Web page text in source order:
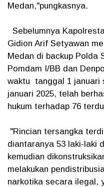
Medan,"pungkasnya.
Sebelumnya
Gidion Arif Setyawan
Medan di backup Polda
Pomdam I/BB dan
waktu tanggal 1 januari
januari 2025, telah
hukum terhadap 76
"Rincian tersangka
diantaranya 53 laki-laki
kemudian
melakukan
narkotika secara ilegal,